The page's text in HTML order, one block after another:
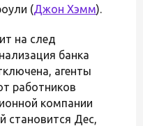
(Джон Хэмм).
на след
банка
агенты
работников
компании
становится Дес,